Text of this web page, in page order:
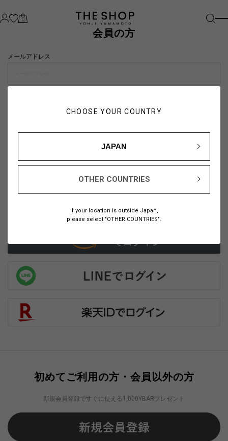
CHOOSE YOUR COUNTRY
JAPAN
OTHER COUNTRIES
If your location is outside Japan,
please select "OTHER COUNTRIES".
0
会員の方
メールアドレス
こちら
または
初めてご利用の方・会員以外の方
新規会員登録ですぐに使える1,000YBARプレゼント